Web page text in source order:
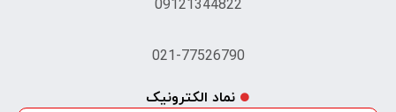
021-77526790
نماد الکترونیک